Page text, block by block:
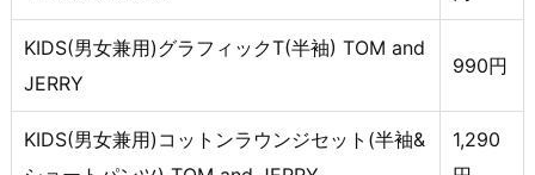
KIDS(男女兼用)グラフィックT(半袖) TOM and
JERRY
990円
KIDS(男女兼用)コットンラウンジセット(半袖&
1,290